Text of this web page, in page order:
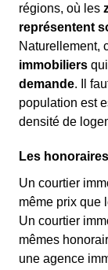
régions, où les
représentent
Naturellement,
immobiliers
demande. Il
population est
densité de
Les
Un courtier
même prix que
Un courtier
mêmes
une agence